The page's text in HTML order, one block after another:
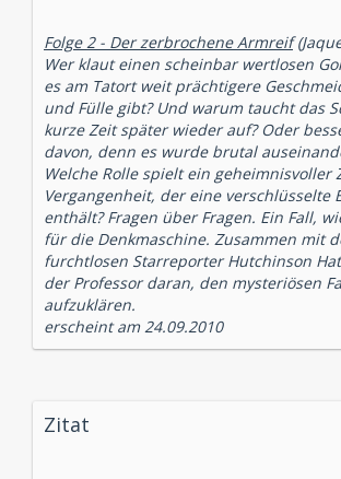
Folge 2 - Der zerbrochene Armreif
Wer klaut einen scheinbar wertlosen
es am Tatort weit prächtigere
und Fülle gibt? Und warum taucht das
kurze Zeit später wieder auf? Oder
davon, denn es wurde brutal
Welche Rolle spielt ein geheimnisvoller
Vergangenheit, der eine verschlüsselte
enthält? Fragen über Fragen. Ein Fall,
für die Denkmaschine. Zusammen mit
furchtlosen Starreporter Hutchinson
der Professor daran, den mysteriösen
aufzuklären.
erscheint am 24.09.2010
Zitat